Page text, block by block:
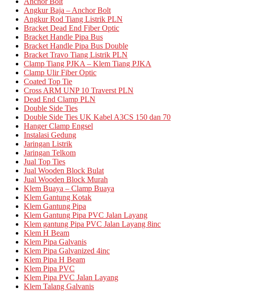
Angkur Baja – Anchor Bolt
Angkur Rod Tiang Listrik PLN
Bracket Dead End Fiber Optic
Bracket Handle Pipa Bus
Bracket Handle Pipa Bus Double
Bracket Travo Tiang Listrik PLN
Clamp Tiang PJKA – Klem Tiang PJKA
Clamp Ulir Fiber Optic
Coated Top Tie
Cross ARM UNP 10 Traverst PLN
Dead End Clamp PLN
Double Side Ties
Double Side Ties UK Kabel A3CS 150 dan 70
Hanger Clamp Engsel
Instalasi Gedung
Jaringan Listrik
Jaringan Telkom
Jual Top Ties
Jual Wooden Block Bulat
Jual Wooden Block Murah
Klem Buaya – Clamp Buaya
Klem Gantung Kotak
Klem Gantung Pipa
Klem Gantung Pipa PVC Jalan Layang
Klem gantung Pipa PVC Jalan Layang 8inc
Klem H Beam
Klem Pipa Galvanis
Klem Pipa Galvanized 4inc
Klem Pipa H Beam
Klem Pipa PVC
Klem Pipa PVC Jalan Layang
Klem Talang Galvanis